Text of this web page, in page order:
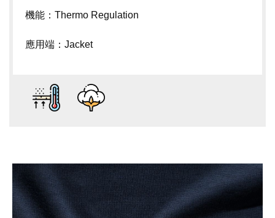
機能：Thermo Regulation
應用端：Jacket